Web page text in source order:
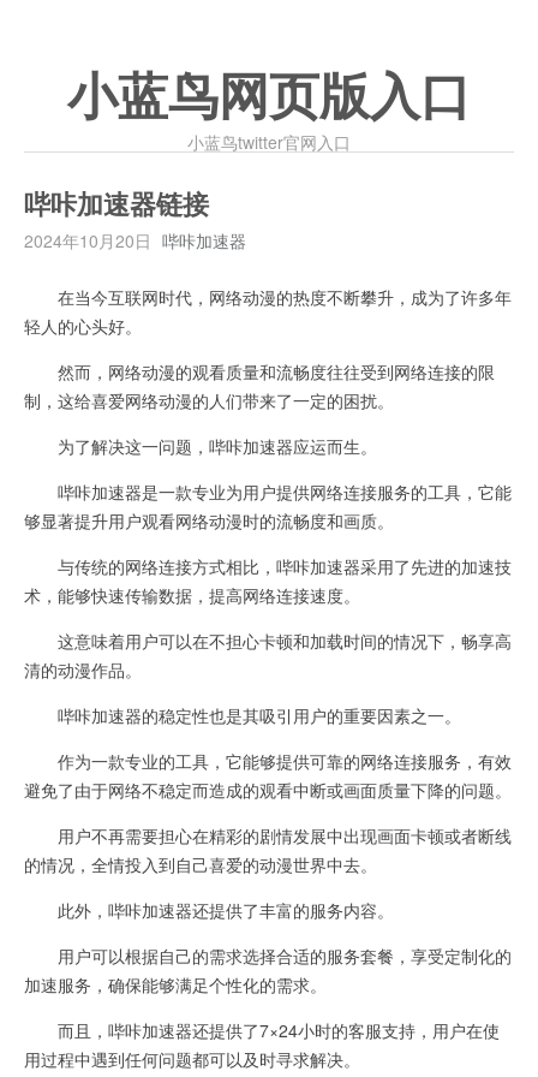
小蓝鸟网页版入口
小蓝鸟twitter官网入口
哔咔加速器链接
2024年10月20日 哔咔加速器
在当今互联网时代，网络动漫的热度不断攀升，成为了许多年
轻人的心头好。
然而，网络动漫的观看质量和流畅度往往受到网络连接的限
制，这给喜爱网络动漫的人们带来了一定的困扰。
为了解决这一问题，哔咔加速器应运而生。
哔咔加速器是一款专业为用户提供网络连接服务的工具，它能
够显著提升用户观看网络动漫时的流畅度和画质。
与传统的网络连接方式相比，哔咔加速器采用了先进的加速技
术，能够快速传输数据，提高网络连接速度。
这意味着用户可以在不担心卡顿和加载时间的情况下，畅享高
清的动漫作品。
哔咔加速器的稳定性也是其吸引用户的重要因素之一。
作为一款专业的工具，它能够提供可靠的网络连接服务，有效
避免了由于网络不稳定而造成的观看中断或画面质量下降的问题。
用户不再需要担心在精彩的剧情发展中出现画面卡顿或者断线
的情况，全情投入到自己喜爱的动漫世界中去。
此外，哔咔加速器还提供了丰富的服务内容。
用户可以根据自己的需求选择合适的服务套餐，享受定制化的
加速服务，确保能够满足个性化的需求。
而且，哔咔加速器还提供了7×24小时的客服支持，用户在使
用过程中遇到任何问题都可以及时寻求解决。